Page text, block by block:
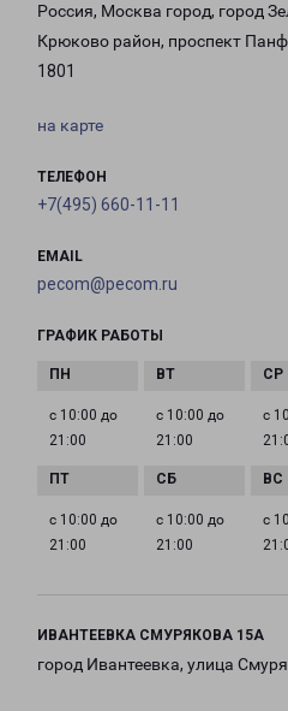
Россия, Москва город, город
Крюково район, проспект
1801
на карте
ТЕЛЕФОН
+7(495) 660-11-11
EMAIL
pecom@pecom.ru
ГРАФИК РАБОТЫ
с 10:00 до
21:00
с 10:00 до
21:00
с
с 10:00 до
21:00
с 10:00 до
21:00
с
ИВАНТЕЕВКА СМУРЯКОВА 15А
город Ивантеевка, улица